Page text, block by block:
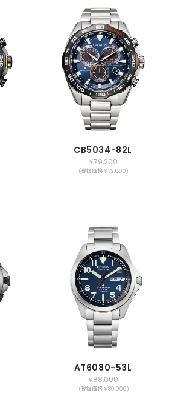
CB5034-82L
￥79,200
(税抜価格 ￥72,000)
AT6080-53L
￥88,000
(税抜価格 ￥80,000)